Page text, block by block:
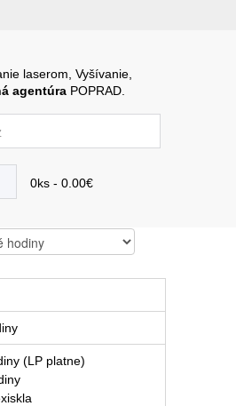
laserom, Vyšívanie,
agentúraPOPRAD.
0ks - 0.00€
(LP platne)